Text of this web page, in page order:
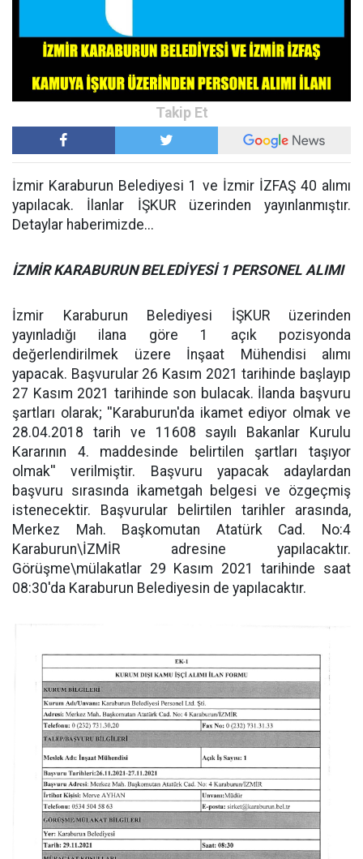
İzmir Karaburun Belediyesi 1 ve İzmir İZFAŞ 40 alımı
yapılacak. İlanlar İŞKUR üzerinden yayınlanmıştır.
Detaylar haberimizde...
İZMİR KARABURUN BELEDİYESİ 1 PERSONEL ALIMI
İzmir Karaburun Belediyesi İŞKUR üzerinden
yayınladığı ilana göre 1 açık pozisyonda
değerlendirilmek üzere İnşaat Mühendisi alımı
yapacak. Başvurular 26 Kasım 2021 tarihinde başlayıp
27 Kasım 2021 tarihinde son bulacak. İlanda başvuru
şartları olarak; ''Karaburun'da ikamet ediyor olmak ve
28.04.2018 tarih ve 11608 sayılı Bakanlar Kurulu
Kararının 4. maddesinde belirtilen şartları taşıyor
olmak'' verilmiştir. Başvuru yapacak adaylardan
başvuru sırasında ikametgah belgesi ve özgeçmiş
istenecektir. Başvurular belirtilen tarihler arasında,
Merkez Mah. Başkomutan Atatürk Cad. No:4
Karaburun\İZMİR adresine yapılacaktır.
Görüşme\mülakatlar 29 Kasım 2021 tarihinde saat
08:30'da Karaburun Belediyesin de yapılacaktır.